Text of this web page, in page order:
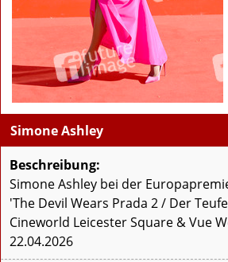
Simone Ashley
Beschreibung:
Simone Ashley bei der
'The Devil Wears Prada 2 / Der
Cineworld Leicester Square & Vue
22.04.2026